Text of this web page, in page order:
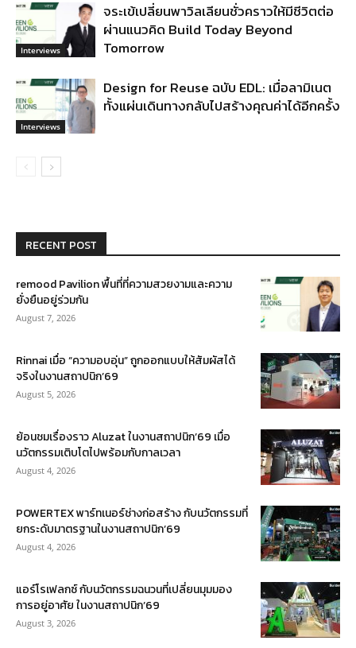
Interviews
จระเข้เปลี่ยนพาวิลเลียนชั่วคราวให้มีชีวิตต่อ
ผ่านแนวคิด Build Today Beyond
Tomorrow
Interviews
Design for Reuse ฉบับ EDL: เมื่อลามิเนต
ทั้งแผ่นเดินทางกลับไปสร้างคุณค่าได้อีกครั้ง
RECENT POST
remood Pavilion พื้นที่ที่ความสวยงามและความ
ยั่งยืนอยู่ร่วมกัน
August 7, 2026
Rinnai เมื่อ “ความอบอุ่น” ถูกออกแบบให้สัมผัสได้
จริงในงานสถาปนิก’69
August 5, 2026
ย้อนชมเรื่องราว Aluzat ในงานสถาปนิก’69 เมื่อ
นวัตกรรมเติบโตไปพร้อมกับกาลเวลา
August 4, 2026
POWERTEX พาร์ทเนอร์ช่างก่อสร้าง กับนวัตกรรมที่
ยกระดับมาตรฐานในงานสถาปนิก’69
August 4, 2026
แอร์โรเฟลกซ์ กับนวัตกรรมฉนวนที่เปลี่ยนมุมมอง
การอยู่อาศัย ในงานสถาปนิก’69
August 3, 2026